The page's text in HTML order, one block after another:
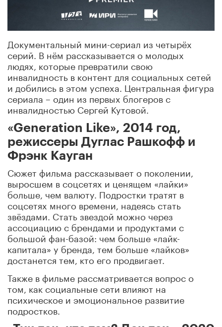
Документальный мини-сериал из четырёх
серий. В нём рассказывается о молодых
людях, которые превратили свою
инвалидность в контент для социальных сетей
и добились в этом успеха. Центральная фигура
сериала – один из первых блогеров с
инвалидностью Сергей Кутовой.
«Generation Like», 2014 год,
режиссеры Дуглас Рашкофф и
Фрэнк Кауган
Сюжет фильма рассказывает о поколении,
выросшем в соцсетях и ценящем «лайки»
больше, чем валюту. Подростки тратят в
соцсетях много времени, надеясь стать
звёздами. Стать звездой можно через
ассоциацию с брендами и продуктами с
большой фан-базой: чем больше «лайк-
капитала» у бренда, тем больше «лайков»
достанется тем, кто его продвигает.
Также в фильме рассматривается вопрос о
том, как социальные сети влияют на
психическое и эмоциональное развитие
подростков.